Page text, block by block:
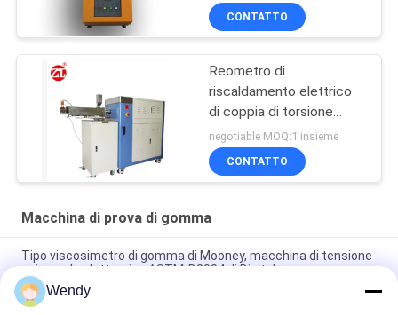
CONTATTO
Reometro di
riscaldamento elettrico
di coppia di torsione
60ML più la gamma 0-
300Nm di coppia di
torsione del miscelatore
negotiable MOQ:1 insieme
CONTATTO
Macchina di prova di gomma
Tipo viscosimetro di gomma di Mooney, macchina di tensione
universale elettronica ASTM-D2084 di Digital
Macchina di prova di gomma utilizzata laboratorio del singolo
Wendy